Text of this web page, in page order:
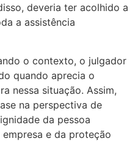
deveria ter acolhido a
a assistência
o contexto, o julgador
quando aprecia o
nessa situação. Assim,
na perspectiva de
da pessoa
e da proteção